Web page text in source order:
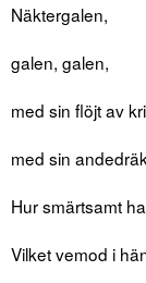
Näktergalen,
galen, galen,
med sin flöjt av
med sin
Hur smärtsamt
Vilket vemod i